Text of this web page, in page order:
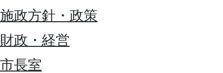
施政方針・政策
財政・経営
市長室